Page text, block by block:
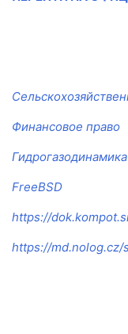
Финансовое право
Гидрогазодинамика
FreeBSD
https://
https://md.nolog.cz/